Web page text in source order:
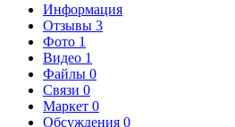
Информация
Отзывы 3
Фото 1
Видео 1
Файлы 0
Связи 0
Маркет 0
Обсуждения 0